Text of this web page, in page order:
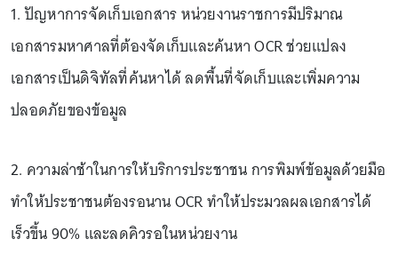
1. ปัญหาการจัดเก็บเอกสาร หน่วยงานราชการมีปริมาณ
เอกสารมหาศาลที่ต้องจัดเก็บและค้นหา OCR ช่วยแปลง
เอกสารเป็นดิจิทัลที่ค้นหาได้ ลดพื้นที่จัดเก็บและเพิ่มความ
ปลอดภัยของข้อมูล
2. ความล่าช้าในการให้บริการประชาชน การพิมพ์ข้อมูลด้วยมือ
ทำให้ประชาชนต้องรอนาน OCR ทำให้ประมวลผลเอกสารได้
เร็วขึ้น 90% และลดคิวรอในหน่วยงาน